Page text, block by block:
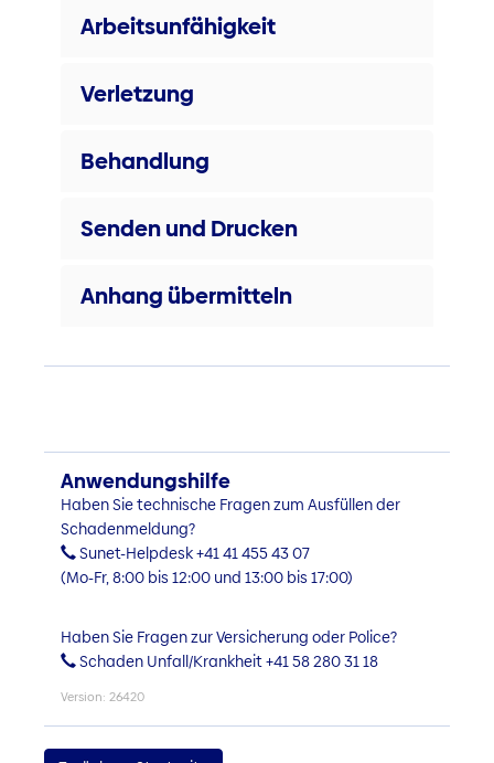
Arbeitsunfähigkeit
Verletzung
Behandlung
Senden und Drucken
Anhang übermitteln
Anwendungshilfe
Haben Sie technische Fragen zum Ausfüllen der
Schadenmeldung?
Sunet-Helpdesk +41 41 455 43 07
(Mo-Fr, 8:00 bis 12:00 und 13:00 bis 17:00)
Haben Sie Fragen zur Versicherung oder Police?
Schaden Unfall/Krankheit +41 58 280 31 18
Version: 26420